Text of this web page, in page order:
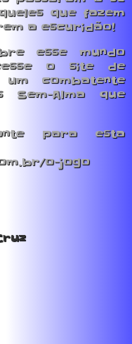
que fazem
a escuridão!
esse mundo
o site de
combatente
Alma que
para esta
o-jogo